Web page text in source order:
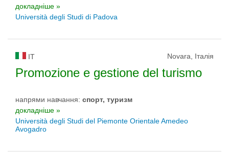
докладніше »
Università degli Studi di Padova
IT Novara, Італія
Promozione e gestione del turismo
напрями навчання: спорт, туризм
докладніше »
Università degli Studi del Piemonte Orientale Amedeo
Avogadro